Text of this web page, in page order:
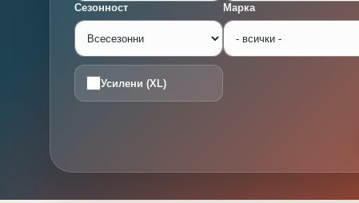
Сезонност Марка
Усилени (XL)